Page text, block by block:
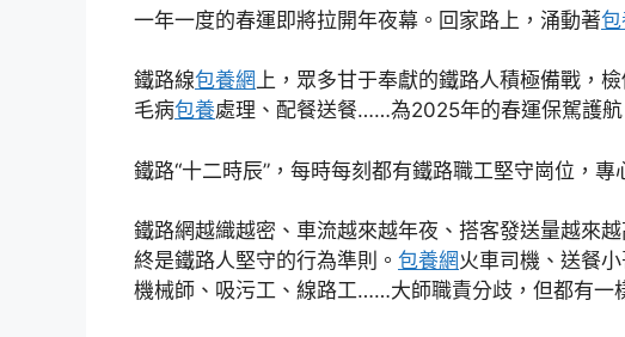
一年一度的春運即將拉開年夜幕。回家路上，涌動著
鐵路線包養網上，眾多甘于奉獻的鐵路人積極備戰，
毛病包養處理、配餐送餐……為2025年的春運保駕護航
鐵路“十二時辰”，每時每刻都有鐵路職工堅守崗位，
鐵路網越織越密、車流越來越年夜、搭客發送量越來
終是鐵路人堅守的行為準則。 包養網 火車司機、送餐
機械師、吸污工、線路工……大師職責分歧，但都有一